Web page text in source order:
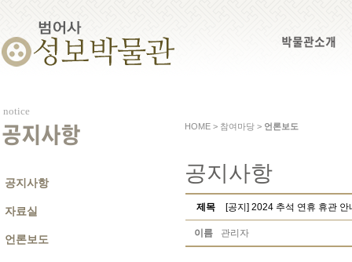
박물관소개
notice
공지사항
공지사항
자료실
언론보도
HOME > 참여마당 > 언론보도
공지사항
제목 [공지] 2024 추석 연휴 휴관 안
이름 관리자